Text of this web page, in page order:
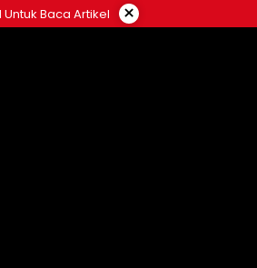
Untuk Baca Artikel ×